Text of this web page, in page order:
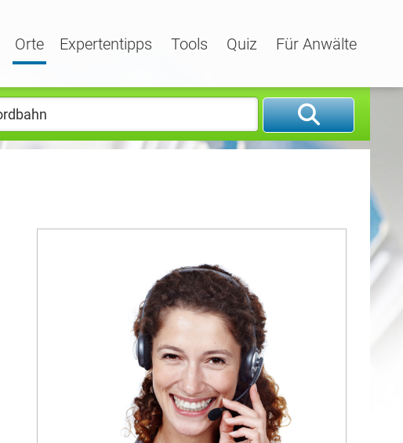
Orte Expertentipps Tools Quiz Für Anwälte